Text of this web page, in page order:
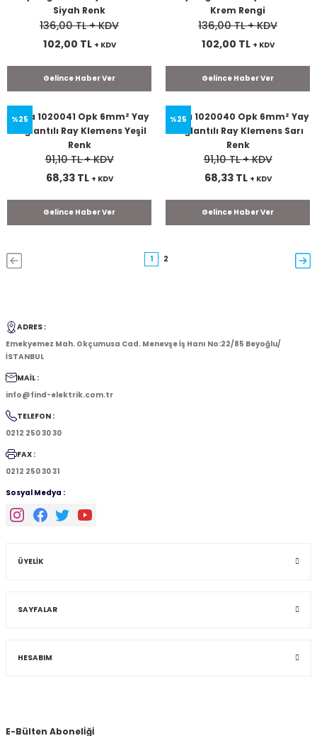
Siyah Renk
136,00 TL+ KDV
102,00 TL + KDV
Gelince Haber Ver
Krem Rengi
136,00 TL+ KDV
102,00 TL + KDV
Gelince Haber Ver
%25
Onka 1020041 Opk 6mm² Yay
Bağlantılı Ray Klemens Yeşil
Renk
91,10 TL+ KDV
68,33 TL + KDV
Gelince Haber Ver
%25
Onka 1020040 Opk 6mm² Yay
Bağlantılı Ray Klemens Sarı
Renk
91,10 TL+ KDV
68,33 TL + KDV
Gelince Haber Ver
1 2
ADRES :
Emekyemez Mah. Okçumusa Cad. Menevşe İş Hanı No:22/85 Beyoğlu/
İSTANBUL
MAİL :
info@find-elektrik.com.tr
TELEFON :
0212 250 30 30
FAX :
0212 250 30 31
Sosyal Medya :
ÜYELİK
SAYFALAR
HESABIM
E-Bülten Abonelİğİ